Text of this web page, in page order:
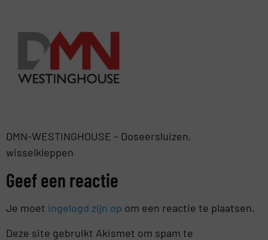
DMN-WESTINGHOUSE – Doseersluizen,
wisselkleppen
Geef een reactie
Je moet ingelogd zijn op om een reactie te plaatsen.
Deze site gebruikt Akismet om spam te